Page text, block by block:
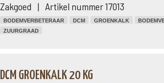
Zakgoed | Artikel nummer 17013
BODEMVERBETERAAR DCM GROENKALK
ZUURGRAAD
DCM GROENKALK 20 KG